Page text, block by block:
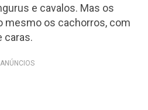
e cavalos. Mas os
mesmo os cachorros, com
caras.
ANÚNCIOS